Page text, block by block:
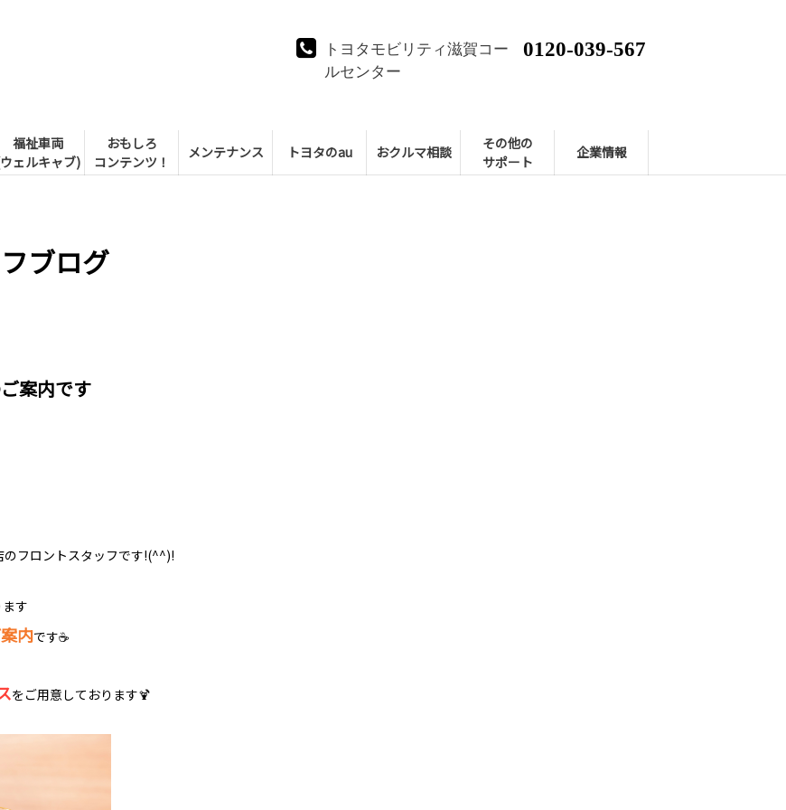
トヨタモビリティ滋賀コー
ルセンター
0120-039-567
福祉車両
ェルキャブ)
おもしろ
コンテンツ！
メンテナンス トヨタのau おクルマ相談
その他の
サポート
企業情報
ブログ
案内です
のフロントスタッフです!(^^)!
す
内です☕
をご用意しております🍹